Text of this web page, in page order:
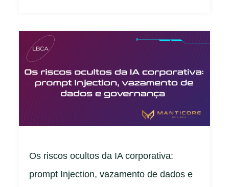
Os riscos ocultos da IA corporativa:
prompt Injection, vazamento de dados e